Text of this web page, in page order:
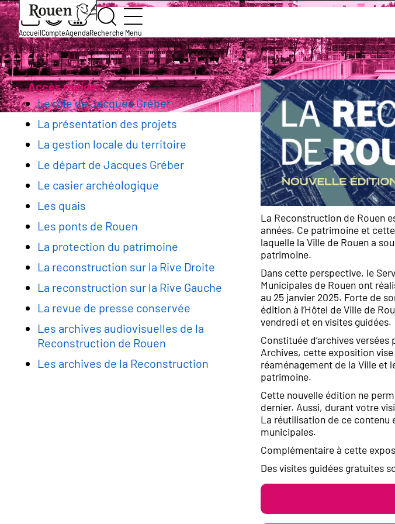
Aller
au
contenu
principal
Aller
à
la
page
d’accueil
Slide
1
of
1
AccueilCompteAgendaRecherche Menu
Fil
d'Ariane
Accueil Services et démarches
Exposition Reconstruction de Rouen
Accès rapides
Le rôle de Jacques Gréber
La présentation des projets
La gestion locale du territoire
Le départ de Jacques Gréber
Le casier archéologique
Les quais
Les ponts de Rouen
La protection du patrimoine
La reconstruction sur la Rive Droite
La reconstruction sur la Rive Gauche
La revue de presse conservée
Les archives audiovisuelles de la
Reconstruction de Rouen
Les archives de la Reconstruction
La Reconstruction de Rouen
années. Ce patrimoine et
laquelle la Ville de Rouen a
patrimoine.
Dans cette perspective, le
Municipales de Rouen ont
au 25 janvier 2025. Forte de
édition à l’Hôtel de Ville de
vendredi et en visites guidées.
Constituée d’archives
Archives, cette exposition
réaménagement de la Ville et
patrimoine.
Cette nouvelle édition ne
dernier. Aussi, durant votre
La réutilisation de ce contenu
municipales.
Complémentaire à cette
Des visites guidées gratuites